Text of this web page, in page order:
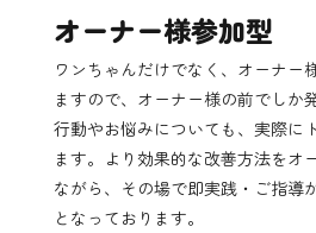
オーナー様参加型
ワンちゃんだけでなく、オーナー
ますので、オーナー様の前でしか
行動やお悩みについても、実際に
ます。より効果的な改善方法をオ
ながら、その場で即実践・ご指導
となっております。